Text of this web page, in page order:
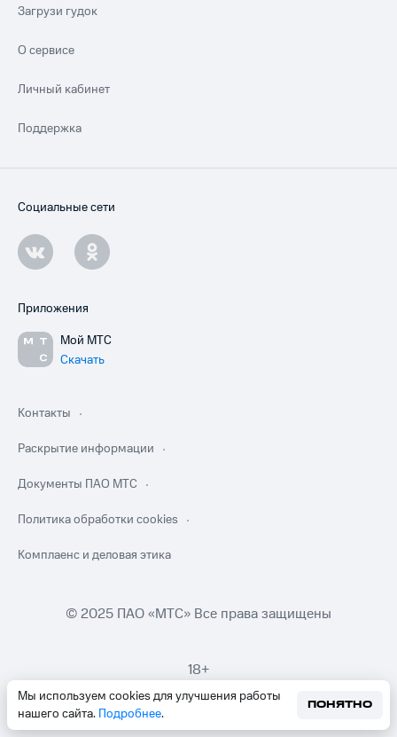
Мы используем cookies для улучшения работы
нашего сайта. Подробнее.
ПОНЯТНО
Загрузи гудок
О сервисе
Личный кабинет
Поддержка
Социальные сети
Приложения
Мой МТС
Скачать
Контакты
Раскрытие информации
Документы ПАО МТС
Политика обработки cookies
Комплаенс и деловая этика
© 2025 ПАО «МТС» Все права защищены
18+